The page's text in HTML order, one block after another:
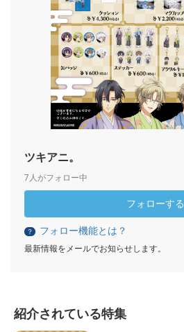
ツキアニ。
7人がフォロー中
フォローする
？ フォロー機能とは？
最新情報をメールでお知らせします。
紹介されている特集